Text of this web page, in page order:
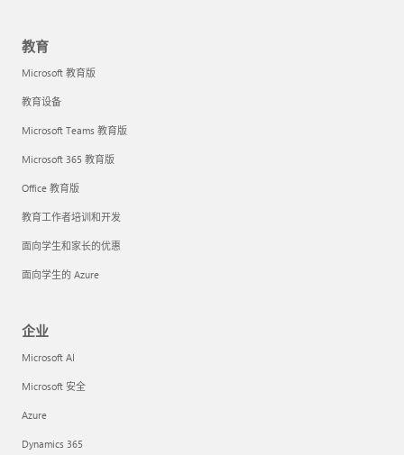
教育
Microsoft 教育版
教育设备
Microsoft Teams 教育版
Microsoft 365 教育版
Office 教育版
教育工作者培训和开发
面向学生和家长的优惠
面向学生的 Azure
企业
Microsoft AI
Microsoft 安全
Azure
Dynamics 365